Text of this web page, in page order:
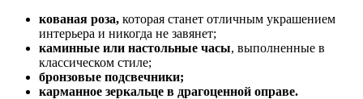
кованая роза, которая станет отличным украшением
интерьера и никогда не завянет;
каминные или настольные часы, выполненные в
классическом стиле;
бронзовые подсвечники;
карманное зеркальце в драгоценной оправе.